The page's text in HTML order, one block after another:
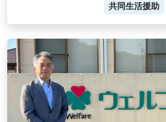
共同生活援助